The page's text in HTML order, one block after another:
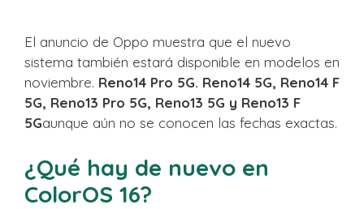
El anuncio de Oppo muestra que el nuevo
sistema también estará disponible en modelos en
noviembre. Reno14 Pro 5G. Reno14 5G, Reno14 F
5G, Reno13 Pro 5G, Reno13 5G y Reno13 F
5Gaunque aún no se conocen las fechas exactas.
¿Qué hay de nuevo en
ColorOS 16?